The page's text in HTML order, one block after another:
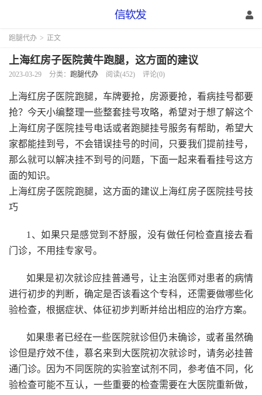
跑腿代办 > 正文
上海红房子医院黄牛跑腿，这方面的建议
2023-03-29 分类： 跑腿代办 阅读(452) 评论(0)
上海红房子医院跑腿，车牌要抢，房源要抢，看病挂号都要
抢？今天小编整理一些整套挂号攻略，希望对于想了解这个
上海红房子医院挂号电话或者跑腿挂号服务有帮助，希望大
家都能挂到号，不会错误挂号的时间，只要我们提前挂号，
那么就可以解决挂不到号的问题，下面一起来看看挂号这方
面的知识。
上海红房子医院跑腿，这方面的建议上海红房子医院挂号技
巧
1、如果只是感觉到不舒服，没有做任何检查直接去看
门诊，不用挂专家号。
如果是初次就诊应挂普通号，让主治医师对患者的病情
进行初步的判断，确定是否该看这个专科，还需要做哪些化
验检查，根据症状、体征初步判断并给出相应的治疗方案。
如果患者已经在一些医院就诊但仍未确诊，或者虽然确
诊但是疗效不佳，慕名来到大医院初次就诊时，请务必挂普
通门诊。因为不同医院的实验室试剂不同，参考值不同，化
验检查可能不互认，一些重要的检查需要在大医院重新做，